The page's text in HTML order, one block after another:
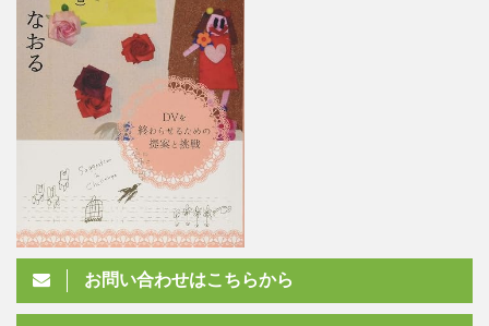
お問い合わせはこちらから